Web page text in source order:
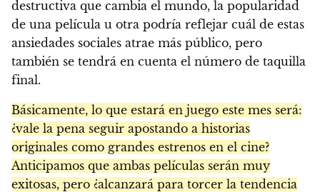
destructiva que cambia el mundo, la popularidad
de una película u otra podría reflejar cuál de estas
ansiedades sociales atrae más público, pero
también se tendrá en cuenta el número de taquilla
final.
Básicamente, lo que estará en juego este mes será:
¿vale la pena seguir apostando a historias
originales como grandes estrenos en el cine?
Anticipamos que ambas películas serán muy
exitosas, pero ¿alcanzará para torcer la tendencia